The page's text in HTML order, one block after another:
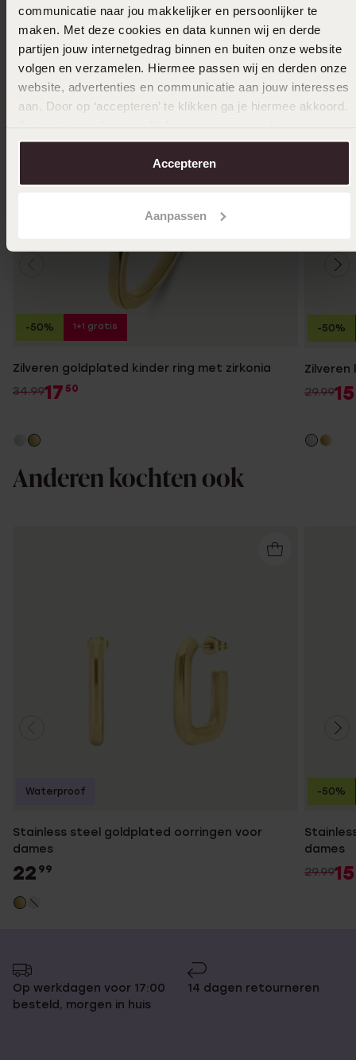
communicatie naar jou makkelijker en persoonlijker te
maken. Met deze cookies en data kunnen wij en derde
partijen jouw internetgedrag binnen en buiten onze website
volgen en verzamelen. Hiermee passen wij en derden onze
website, advertenties en communicatie aan jouw interesses
aan. Door op ‘accepteren’ te klikken ga je hiermee akkoord.
over in onscookiebeleid.
Accepteren
Aanpassen
Ook leuk voor jou
Zilveren goldplated kinder ring met zirkonia
34.9917 50
-50% 1+1 gratis
Zilveren
29.9915
-50%
Anderen kochten ook
Stainless steel goldplated oorringen voor
dames
22 99
Waterproof
dames
29.9915
-50%
Op werkdagen voor 17:00
besteld, morgen in huis
14 dagen retourneren